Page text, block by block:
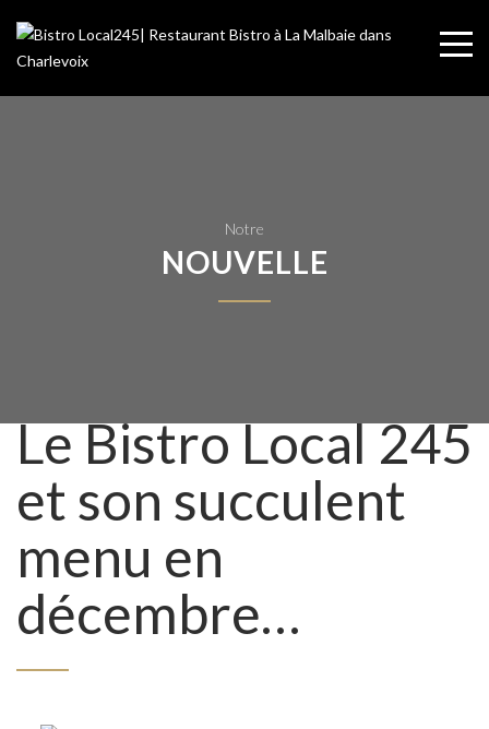
Notre
NOUVELLE
Le Bistro Local 245
et son succulent
menu en
décembre…